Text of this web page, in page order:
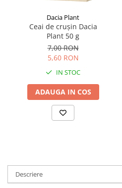
Dacia Plant
Ceai de crușin Dacia
Plant 50 g
7,00 RON
5,60 RON
IN STOC
ADAUGA IN COS
Descriere